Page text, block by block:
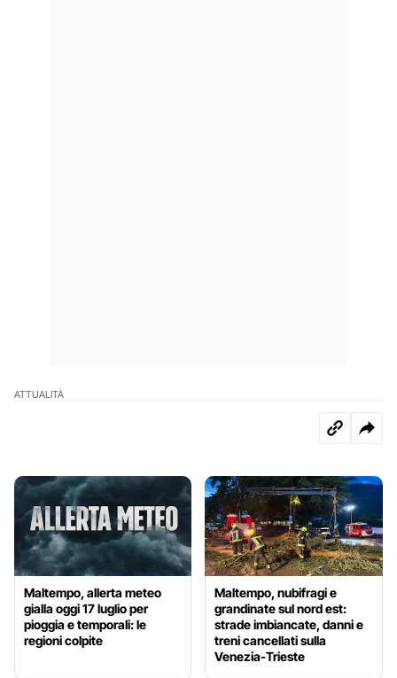
ATTUALITÀ
Maltempo, allerta meteo
gialla oggi 17 luglio per
pioggia e temporali: le
regioni colpite
Maltempo, nubifragi e
grandinate sul nord est:
strade imbiancate, danni e
treni cancellati sulla
Venezia-Trieste